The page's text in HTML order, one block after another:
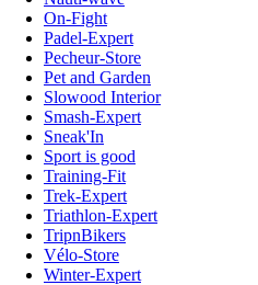
On-Fight
Padel-Expert
Pecheur-Store
Pet and Garden
Slowood Interior
Smash-Expert
Sneak'In
Sport is good
Training-Fit
Trek-Expert
Triathlon-Expert
TripnBikers
Vélo-Store
Winter-Expert